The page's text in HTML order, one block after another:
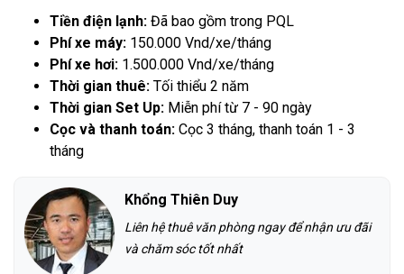
Tiền điện lạnh: Đã bao gồm trong PQL
Phí xe máy: 150.000 Vnd/xe/tháng
Phí xe hơi: 1.500.000 Vnd/xe/tháng
Thời gian thuê: Tối thiểu 2 năm
Thời gian Set Up: Miễn phí từ 7 - 90 ngày
Cọc và thanh toán: Cọc 3 tháng, thanh toán 1 - 3
tháng
Khổng Thiên Duy
Liên hệ thuê văn phòng ngay để nhận ưu đãi
và chăm sóc tốt nhất